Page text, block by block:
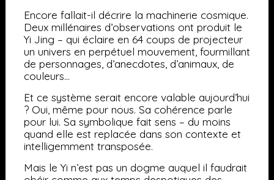
Encore fallait-il décrire la machinerie cosmique.
Deux millénaires d’observations ont produit le
Yi Jing – qui éclaire en 64 coups de projecteur
un univers en perpétuel mouvement, fourmillant
de personnages, d’anecdotes, d’animaux, de
couleurs…
Et ce système serait encore valable aujourd’hui
? Oui, même pour nous. Sa cohérence parle
pour lui. Sa symbolique fait sens – du moins
quand elle est replacée dans son contexte et
intelligemment transposée.
Mais le Yi n’est pas un dogme auquel il faudrait